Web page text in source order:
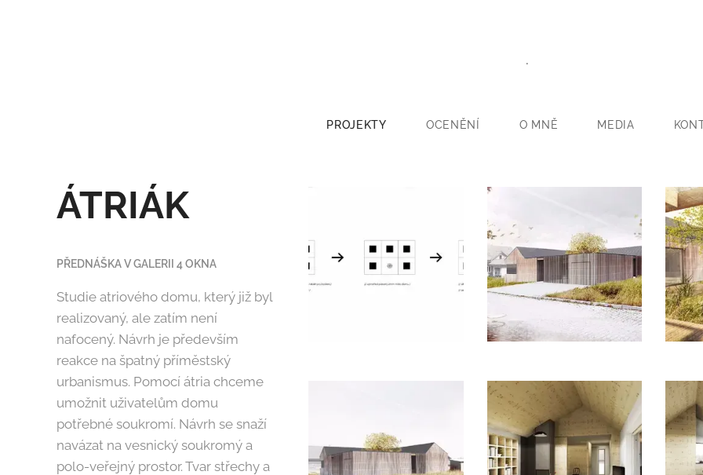
.
PROJEKTY OCENĚNÍ O MNĚ MEDIA
ÁTRIÁK
PŘEDNÁŠKA V GALERII 4 OKNA
Studie atriového domu, který již byl
realizovaný, ale zatím není
nafocený. Návrh je především
reakce na špatný příměstský
urbanismus. Pomocí átria chceme
umožnit uživatelům domu
potřebné soukromí. Návrh se snaží
navázat na vesnický soukromý a
polo-veřejný prostor. Tvar střechy a